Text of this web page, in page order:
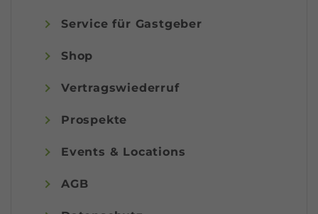
Service für Gastgeber
Shop
Vertragswiederruf
Prospekte
Events & Locations
AGB